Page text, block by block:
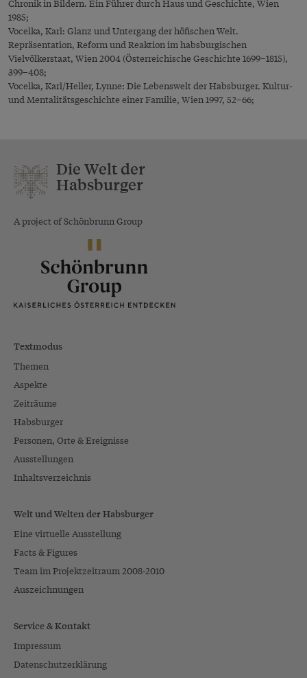
Chronik in Bildern. Ein Führer durch Haus und Geschichte, Wien
1985;
Vocelka, Karl: Glanz und Untergang der höfischen Welt.
Repräsentation, Reform und Reaktion im habsburgischen
Vielvölkerstaat, Wien 2004 (Österreichische Geschichte 1699–1815),
399–408;
Vocelka, Karl/Heller, Lynne: Die Lebenswelt der Habsburger. Kultur-
und Mentalitätsgeschichte einer Familie, Wien 1997, 52–66;
Die Welt der
Habsburger
A project of Schönbrunn Group
Textmodus
Themen
Aspekte
Zeiträume
Habsburger
Personen, Orte & Ereignisse
Ausstellungen
Inhaltsverzeichnis
Welt und Welten der Habsburger
Eine virtuelle Ausstellung
Facts & Figures
Team im Projektzeitraum 2008-2010
Auszeichnungen
Service & Kontakt
Impressum
Datenschutzerklärung